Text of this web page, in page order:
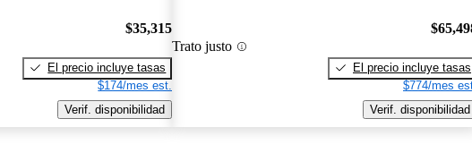
$35,315
El precio incluye tasas
$174/mes est.
Verif. disponibilidad
Trato justo
El precio incluye tasas
$774/mes
Verif. disponibilidad